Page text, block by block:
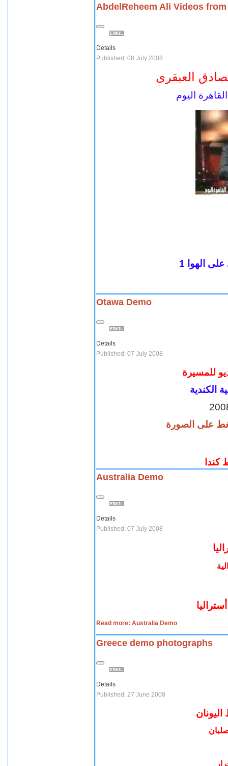
AbdelReheem Ali Videos
Details
Published: 08 July 2008
العبقرى
اليوم
الهوا 1
Otawa Demo
Details
Published: 07 July 2008
للمسيرة
الكندية
على الصورة
كندا
Australia Demo
Details
Published: 07 July 2008
Read more: Australia Demo
Greece demo photographs
Details
Published: 27 June 2008